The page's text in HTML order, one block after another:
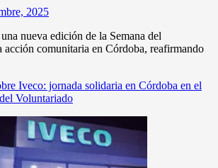
2025
nueva edición de la Semana del
acción comunitaria en Córdoba, reafirmando
Iveco: jornada solidaria en Córdoba en el
Voluntariado